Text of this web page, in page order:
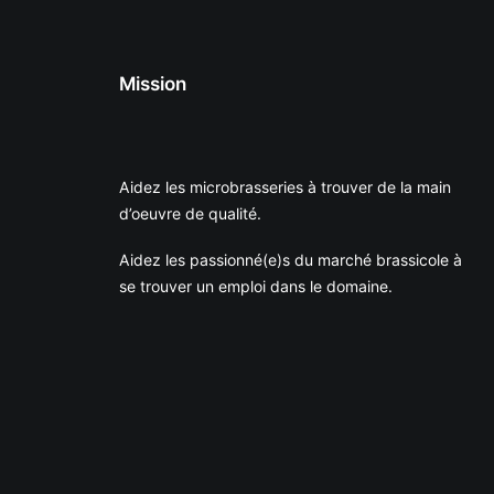
Mission
Aidez les microbrasseries à trouver de la main
d’oeuvre de qualité.
Aidez les passionné(e)s du marché brassicole à
se trouver un emploi dans le domaine.